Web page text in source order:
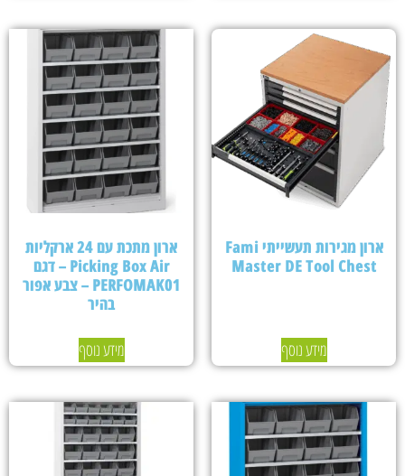
ארון מגירות תעשייתי Fami
Master DE Tool Chest
מידע נוסף
ארון מתכת עם 24 ארקליות
Picking Box Air – דגם
PERFOMAK01 – צבע אפור
בהיר
מידע נוסף